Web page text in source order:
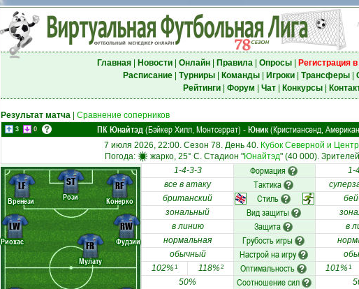
Главная| Новости| Онлайн| Правила| Опросы| Регистрация в
Расписание| Турниры| Команды| Игроки| Трансферы|
Рейтинги| Форум Чат| Конкурсы|
Результат матча Сравнение соперников
3 0 ПК Юнайтэд(Бэйкер Хилл, Монтсеррат) - Юник(Кристиансенд,
7 июля 2026, 22:00. Сезон 78. День 40. Кубок Северной и
Погода:
жарко, 25° C. Стадион "Юнайтэд" (40 000).
Риохас
Мулату
Фудзии
Вренези Рози Конерко
LW
FR
RW
LF ST RF
1-4-3-3 Формация 1-
все в атаку Тактика
британский
Стиль
зональный
Вид защиты
в линию
Защита
в
нормальная
Грубость игры
обычный
Настрой на игру
102%1 118%2 Оптимальность 101%1
50% Соотношение сил